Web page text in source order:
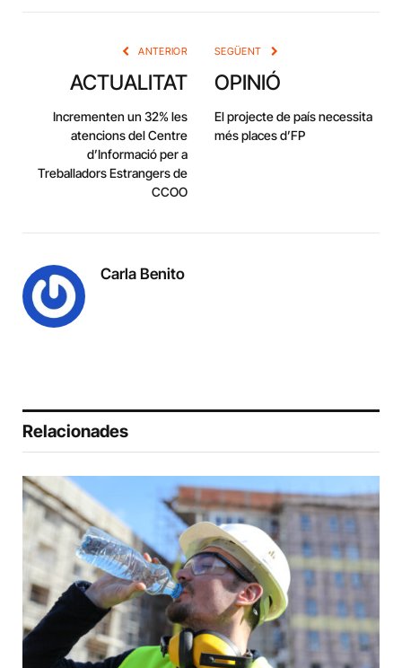
ANTERIOR
ACTUALITAT
Incrementen un 32% les
atencions del Centre
d’Informació per a
Treballadors Estrangers de
CCOO
SEGÜENT
OPINIÓ
El projecte de país necessita
més places d’FP
Carla Benito
Relacionades